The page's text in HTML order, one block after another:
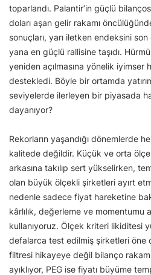
toparlandı. Palantir’in güçlü
doları aşan gelir rakamı
sonuçları, yarı iletken endeksini
yana en güçlü rallisine taşıdı.
yeniden açılmasına yönelik iyimser
destekledi. Böyle bir ortamda
seviyelerde ilerleyen bir piyasada
dayanıyor?
Rekorların yaşandığı dönemlerde
kalitede değildir. Küçük ve orta
arkasına takılıp sert yükselirken,
olan büyük ölçekli şirketleri ayırt
nedenle sadece fiyat hareketine
kârlılık, değerleme ve momentumu
kullanıyoruz. Ölçek kriteri likiditesi
defalarca test edilmiş şirketleri öne
filtresi hikayeye değil bilanço
ayıklıyor, PEG ise fiyatı büyüme